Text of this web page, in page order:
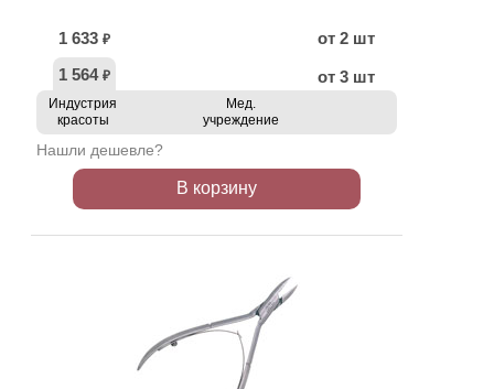
1 633 ₽
от 2 шт
1 564 ₽ от 3 шт
Индустрия
красоты
Мед.
учреждение
Нашли дешевле?
В корзину